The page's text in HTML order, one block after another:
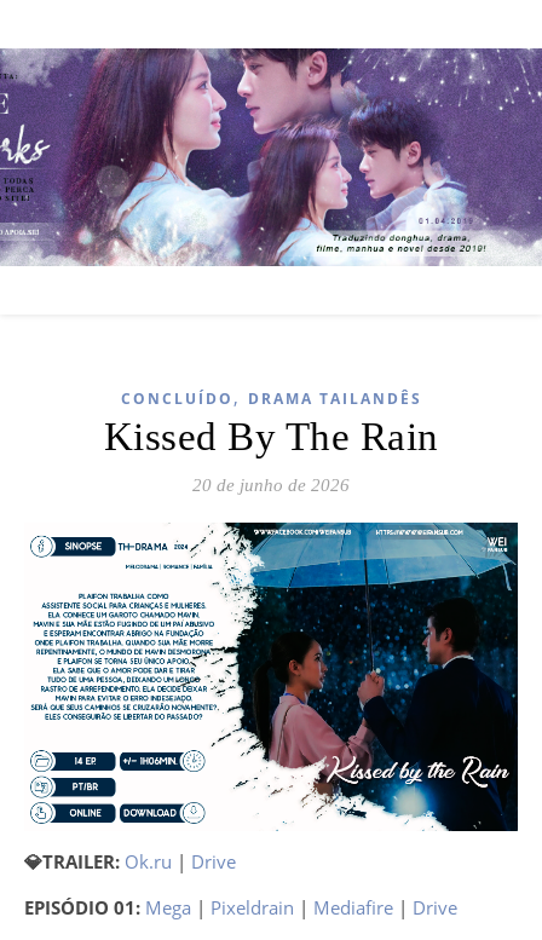
CONCLUÍDO , DRAMA TAILANDÊS
Kissed By The Rain
20 de junho de 2026
💎TRAILER: Ok.ru | Drive
EPISÓDIO 01: Mega | Pixeldrain | Mediafire | Drive